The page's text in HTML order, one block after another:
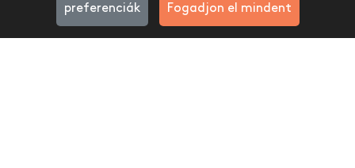
preferenciák Fogadjon el mindent